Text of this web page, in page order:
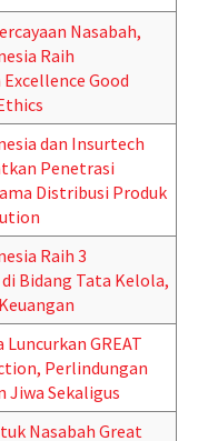
Nasabah,
Raih
Good
dan Insurtech
Penetrasi
Distribusi Produk
Raih 3
Bidang Tata Kelola,
GREAT
Perlindungan
Jiwa Sekaligus
Nasabah Great